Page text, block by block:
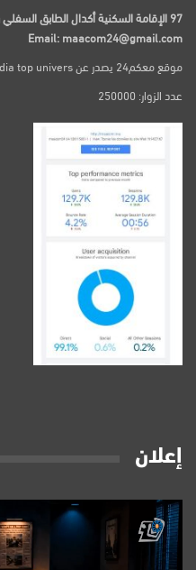
97 الإقامة السكنية أكدال الطابق السفلي رقم 7 سيدي مومن الدار البيضاء
Email: maacom24@gmail.com
موقع معكم24 يصدر عن media top univers
عدد الزوار: 250000
إعلان
مشغل
الفيديو